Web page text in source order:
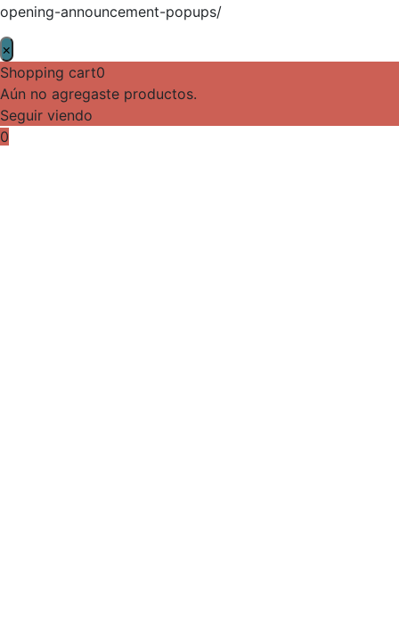
opening-announcement-popups/
×
Shopping cart0
Aún no agregaste productos.
Seguir viendo
0